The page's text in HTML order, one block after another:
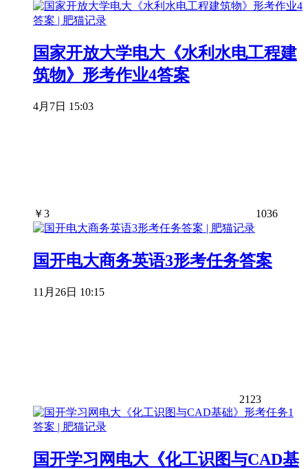
国家开放大学电大《水利水电工程建
筑物》形考作业4答案
4月7日 15:03
￥3 1036
国开电大商务英语3形考任务答案
11月26日 10:15
2123
国开学习网电大《化工识图与CAD基